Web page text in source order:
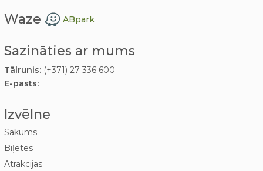
Waze ABpark
Sazināties ar mums
Tālrunis:(+371) 27 336 600
E-pasts:
Izvēlne
Sākums
Biļetes
Atrakcijas